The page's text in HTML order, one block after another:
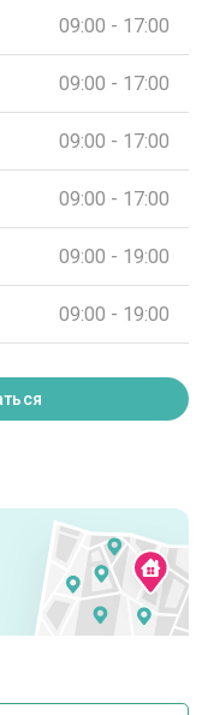
09:00 - 17:00
09:00 - 17:00
09:00 - 17:00
09:00 - 17:00
09:00 - 19:00
09:00 - 19:00